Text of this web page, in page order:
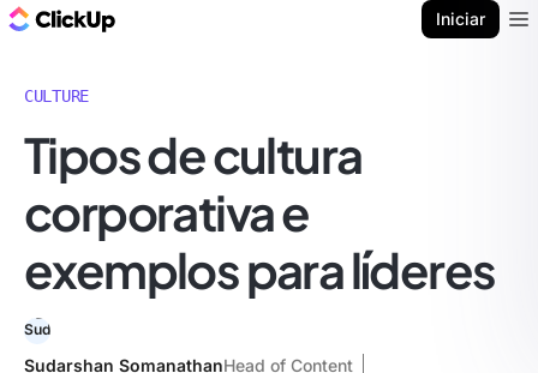
Iniciar
CULTURE
Tipos de cultura
corporativa e
exemplos para líderes
Sudarshan SomanathanHead of Content